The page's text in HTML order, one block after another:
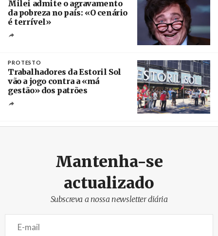
Milei admite o agravamento
da pobreza no país: «O cenário
é terrível»
PROTESTO
Trabalhadores da Estoril Sol
vão a jogo contra a «má
gestão» dos patrões
Mantenha-se
actualizado
Subscreva a nossa newsletter diária